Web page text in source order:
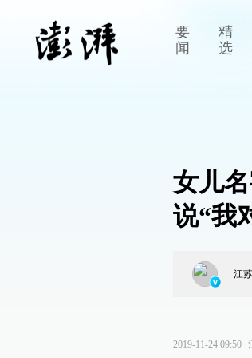
要
闻
精
选
女儿
说“我
江
2019-11-24 09:50